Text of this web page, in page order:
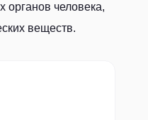
человека,
веществ.